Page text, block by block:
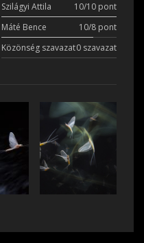
Szilágyi Attila
10/10 pont
Máté Bence
10/8 pont
Közönség szavazat0 szavazat